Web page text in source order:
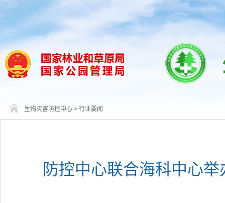
生物灾害防控中心 > 行业要闻
防控中心联合海科中心